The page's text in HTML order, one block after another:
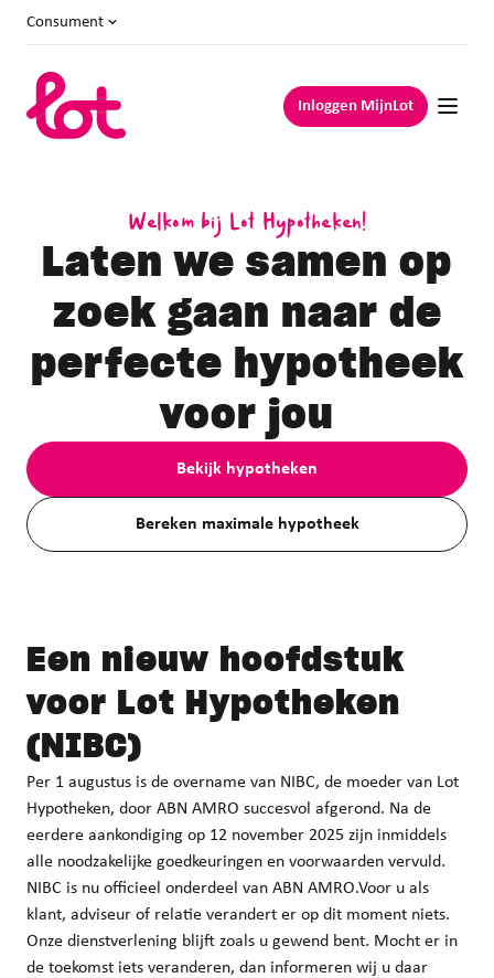
Consument
Inloggen MijnLot
Welkom bij Lot Hypotheken!
Laten we samen op
zoek gaan naar de
perfecte hypotheek
voor jou
Bekijk hypotheken
Bereken maximale hypotheek
Een nieuw hoofdstuk
voor Lot Hypotheken
(NIBC)
Per 1 augustus is de overname van NIBC, de moeder van Lot
Hypotheken, door ABN AMRO succesvol afgerond. Na de
eerdere aankondiging op 12 november 2025 zijn inmiddels
alle noodzakelijke goedkeuringen en voorwaarden vervuld.
NIBC is nu officieel onderdeel van ABN AMRO.Voor u als
klant, adviseur of relatie verandert er op dit moment niets.
Onze dienstverlening blijft zoals u gewend bent. Mocht er in
de toekomst iets veranderen, dan informeren wij u daar